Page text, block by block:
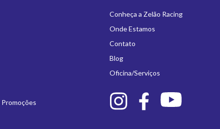
Promoções
Conheça a Zelão Racing
Onde Estamos
Contato
Blog
Oficina/Serviços